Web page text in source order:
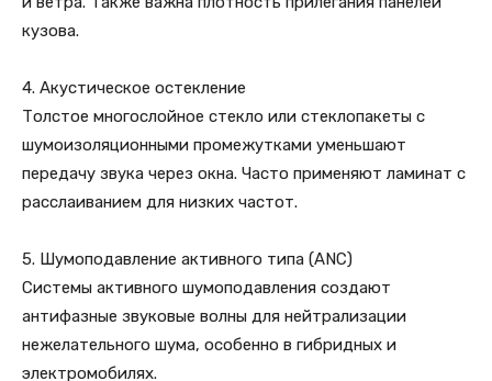
кузова.
4. Акустическое остекление
Толстое многослойное стекло или стеклопакеты с
шумоизоляционными промежутками уменьшают
передачу звука через окна. Часто применяют ламинат с
расслаиванием для низких частот.
5. Шумоподавление активного типа (ANC)
Системы активного шумоподавления создают
антифазные звуковые волны для нейтрализации
нежелательного шума, особенно в гибридных и
электромобилях.